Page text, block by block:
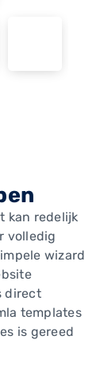
kan redelijk
volledig
wizard
direct
templates
is gereed